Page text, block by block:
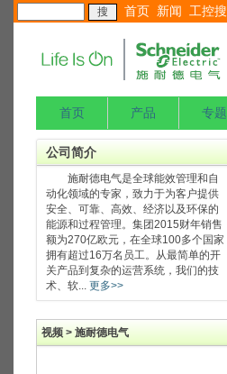
首页 新闻 工控搜
首页 产品 专题
公司简介
施耐德电气是全球能效管理和自
动化领域的专家，致力于为客户提供
安全、可靠、高效、经济以及环保的
能源和过程管理。集团2015财年销售
额为270亿欧元，在全球100多个国家
拥有超过16万名员工。从最简单的开
关产品到复杂的运营系统，我们的技
术、软... 更多>>
视频 > 施耐德电气